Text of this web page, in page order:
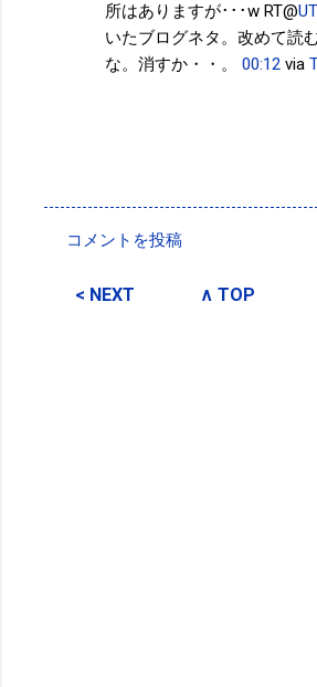
所はありますが･･･w RT@
いたブログネタ。改めて読
な。消すか・・。
00:12 via
メ
コメントを投稿
< NEXT ∧ TOP